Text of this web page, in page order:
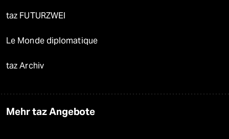
taz FUTURZWEI
Le Monde diplomatique
taz Archiv
Mehr taz Angebote